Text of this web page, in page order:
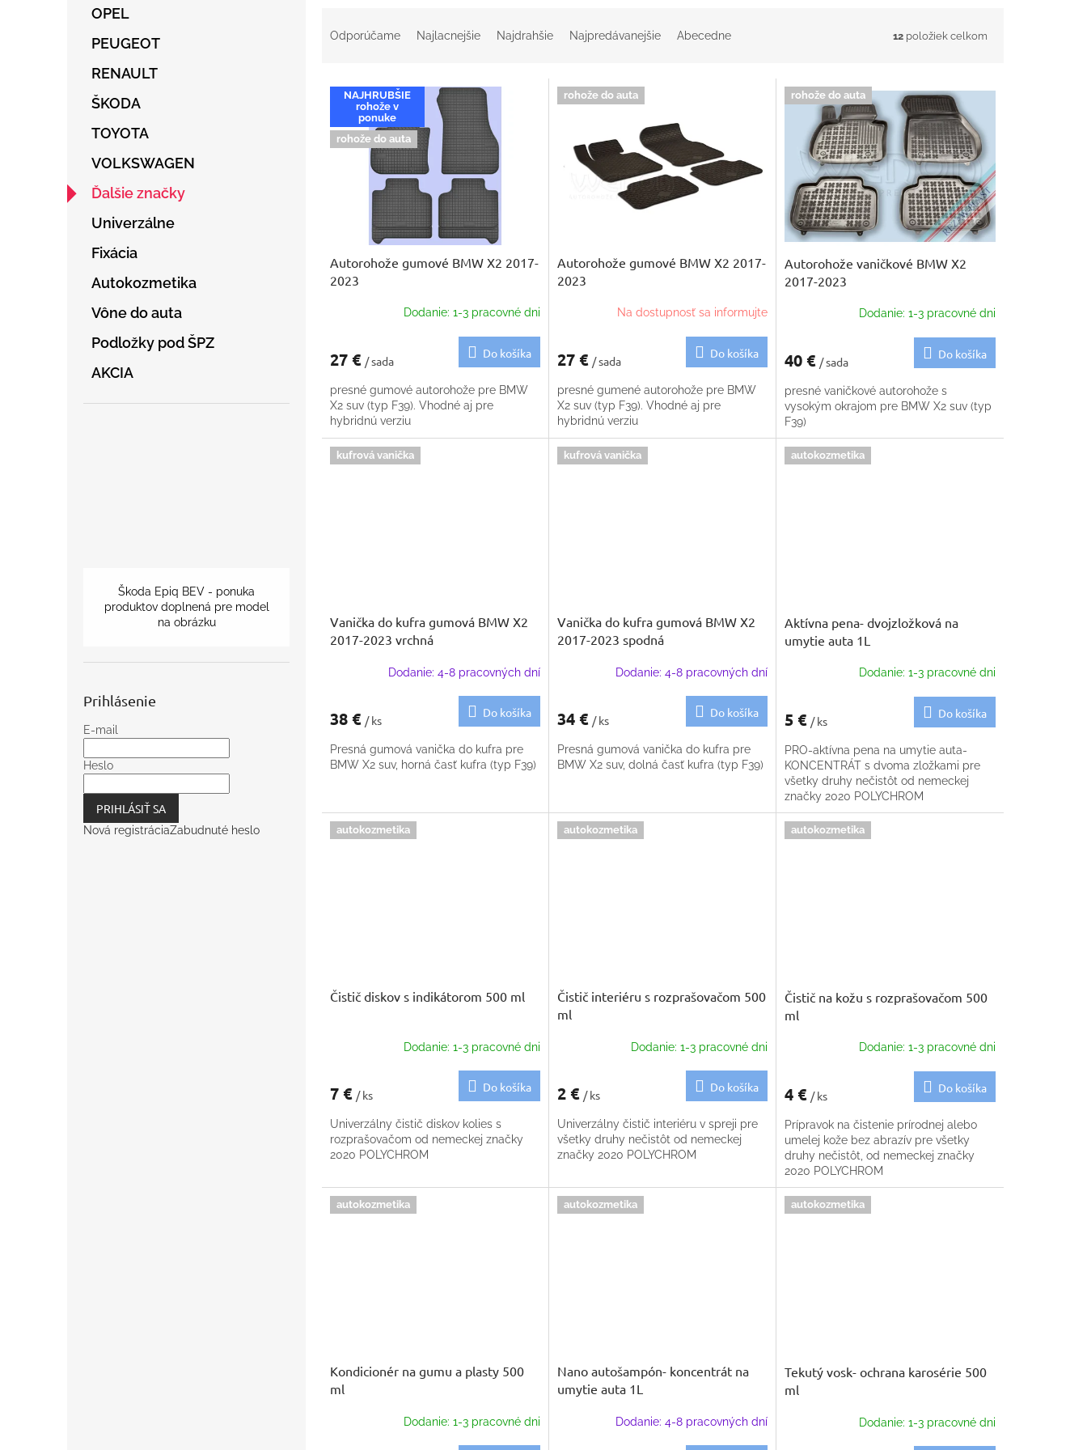
OPEL
PEUGEOT
RENAULT
ŠKODA
TOYOTA
VOLKSWAGEN
Ďalšie značky
Univerzálne
Fixácia
Autokozmetika
Vône do auta
Podložky pod ŠPZ
AKCIA
Škoda Epiq BEV - ponuka
produktov doplnená pre model
na obrázku
Prihlásenie
E-mail
Heslo
PRIHLÁSIŤ SA
Nová registráciaZabudnuté heslo
o
Odporúčame Najlacnejšie Najdrahšie Najpredávanejšie Abecedne 12 položiek celkom
V
p
NAJHRUBŠIE
rohože v
ponuke
rohože do auta
Autorohože gumové BMW X2 2017-
2023
Dodanie: 1-3 pracovné dni
27 € / sada
Do košíka
presné gumové autorohože pre BMW
X2 suv (typ F39). Vhodné aj pre
hybridnú verziu
rohože do auta
Autorohože gumové BMW X2 2017-
2023
Na dostupnosť sa informujte
27 € / sada
Do košíka
presné gumené autorohože pre BMW
X2 suv (typ F39). Vhodné aj pre
hybridnú verziu
rohože do auta
Autorohože vaničkové BMW X2
2017-2023
Dodanie: 1-3 pracovné dni
40 € / sada
Do košíka
presné vaničkové autorohože s
vysokým okrajom pre BMW X2 suv (typ
F39)
kufrová vanička
Vanička do kufra gumová BMW X2
2017-2023 vrchná
Dodanie: 4-8 pracovných dní
38 € / ks
Do košíka
Presná gumová vanička do kufra pre
BMW X2 suv, horná časť kufra (typ F39)
kufrová vanička
Vanička do kufra gumová BMW X2
2017-2023 spodná
Dodanie: 4-8 pracovných dní
34 € / ks
Do košíka
Presná gumová vanička do kufra pre
BMW X2 suv, dolná časť kufra (typ F39)
autokozmetika
Aktívna pena- dvojzložková na
umytie auta 1L
Dodanie: 1-3 pracovné dni
5 € / ks
Do košíka
PRO-aktívna pena na umytie auta-
KONCENTRÁT s dvoma zložkami pre
všetky druhy nečistôt od nemeckej
značky 2020 POLYCHROM
autokozmetika
Čistič diskov s indikátorom 500 ml
Dodanie: 1-3 pracovné dni
7 € / ks
Do košíka
Univerzálny čistič diskov kolies s
rozprašovačom od nemeckej značky
2020 POLYCHROM
autokozmetika
Čistič interiéru s rozprašovačom 500
ml
Dodanie: 1-3 pracovné dni
2 € / ks
Do košíka
Univerzálny čistič interiéru v spreji pre
všetky druhy nečistôt od nemeckej
značky 2020 POLYCHROM
autokozmetika
Čistič na kožu s rozprašovačom 500
ml
Dodanie: 1-3 pracovné dni
4 € / ks
Do košíka
Prípravok na čistenie prírodnej alebo
umelej kože bez abrazív pre všetky
druhy nečistôt, od nemeckej značky
2020 POLYCHROM
autokozmetika
Kondicionér na gumu a plasty 500
ml
Dodanie: 1-3 pracovné dni
autokozmetika
Nano autošampón- koncentrát na
umytie auta 1L
Dodanie: 4-8 pracovných dní
autokozmetika
Tekutý vosk- ochrana karosérie 500
ml
Dodanie: 1-3 pracovné dni